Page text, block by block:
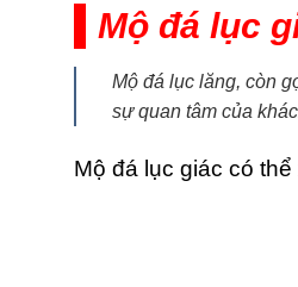
Mộ đá lục
Mộ đá lục lăng, còn
sự quan tâm của
Mộ đá lục giác có